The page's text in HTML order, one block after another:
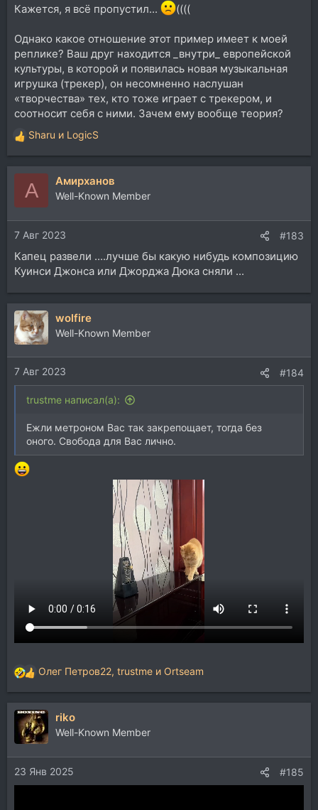
Кажется, я всё пропустил...
((((
Однако какое отношение этот пример имеет к моей
реплике? Ваш друг находится _внутри_ европейской
культуры, в которой и появилась новая музыкальная
игрушка (трекер), он несомненно наслушан
«творчества» тех, кто тоже играет с трекером, и
соотносит себя с ними. Зачем ему вообще теория?
Р
е
а
и
и
:
Sharu и LogicS
A Aмирханов
Well-Known Member
7 Авг 2023 #183
Капец развели ....лучше бы какую нибудь композицию
Куинси Джонса или Джорджа Дюка сняли ...
wolfire
Well-Known Member
7 Авг 2023 #184
trustme написал(а):
Ежли метроном Вас так закрепощает, тогда без
оного. Свобода для Вас лично.
Р
е
а
к
ц
и
и
:
Олег Петров22, trustme и Ortseam
riko
Well-Known Member
23 Янв 2025 #185